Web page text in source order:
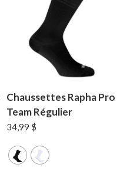
Chaussettes Rapha Pro
Team Régulier
34,99 $